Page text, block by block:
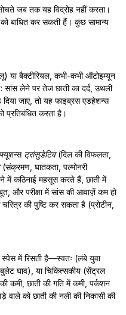
जब तक यह विद्रोह नहीं करता।
बाधित कर सकती हैं। कुछ सामान्य
या बैक्टीरियल, कभी-कभी ऑटोइम्यून
सांस लेने पर तेज छाती का दर्द, उथली
जाए, तो यह फाइब्रस एडहेशन्स
करता है।
ट्रांसुडेटिव(दिल की विफलता,
(संक्रमण, घातकता, पल्मोनरी
में कठिनाई महसूस करते हैं, छाती में
और परीक्षा में सांस की आवाज़ें कम हो
की पुष्टि कर सकता है (प्रोटीन,
में रिसती है—स्वतः (लंबे युवा
घाव), या चिकित्सकीय (सेंट्रल
कमी, छाती की गति में कमी, पर्कशन
को छाती की नली की निकासी की